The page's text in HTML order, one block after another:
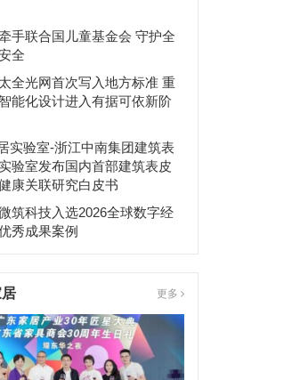
手联合国儿童基金会 守护全
全
全光网首次写入地方标准 重
能化设计进入有据可依新阶
实验室-浙江中南集团建筑表
验室发布国内首部建筑表皮
康关联研究白皮书
筑科技入选2026全球数字经
秀成果案例
更多